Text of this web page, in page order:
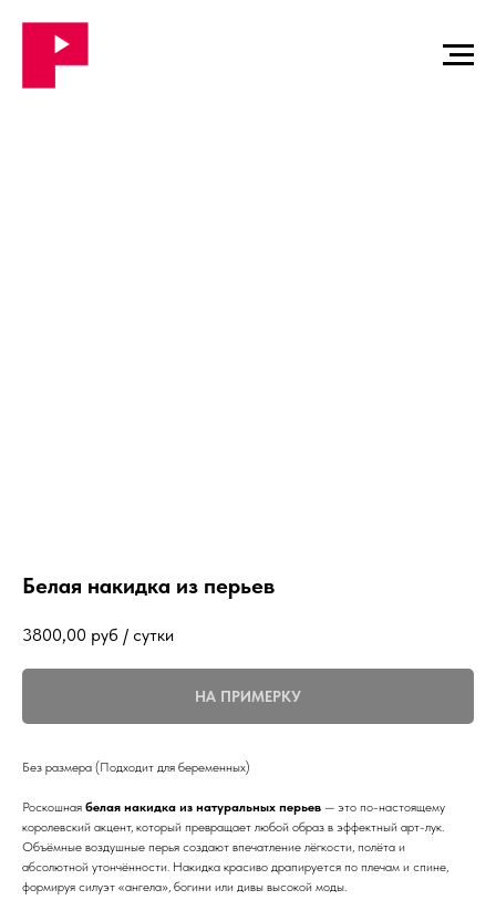
Белая накидка из перьев
3800,00 руб / сутки
НА ПРИМЕРКУ
Без размера (Подходит для беременных)
Роскошная белая накидка из натуральных перьев — это по-настоящему
королевский акцент, который превращает любой образ в эффектный арт-лук.
Объёмные воздушные перья создают впечатление лёгкости, полёта и
абсолютной утончённости. Накидка красиво драпируется по плечам и спине,
формируя силуэт «ангела», богини или дивы высокой моды.